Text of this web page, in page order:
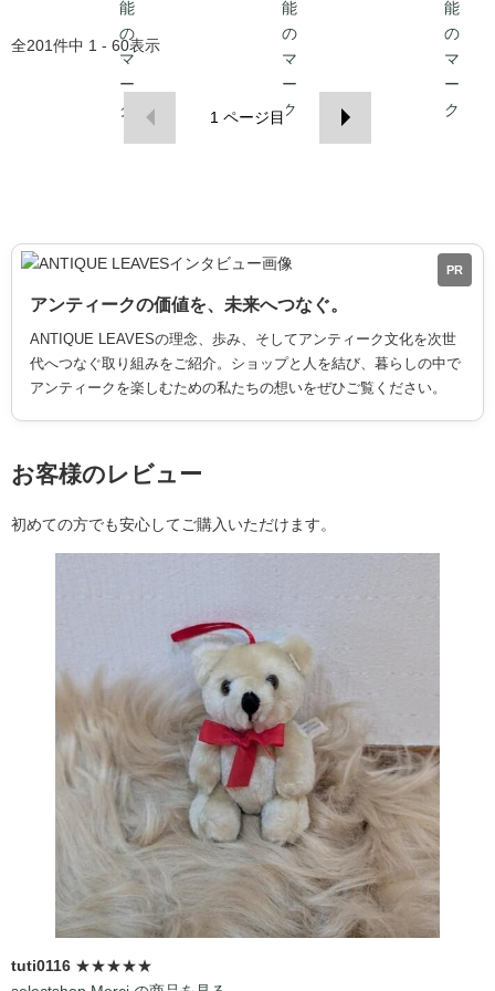
全201件中 1 - 60表示
1 ページ目
PR
アンティークの価値を、未来へつなぐ。
ANTIQUE LEAVESの理念、歩み、そしてアンティーク文化を次世
代へつなぐ取り組みをご紹介。ショップと人を結び、暮らしの中で
アンティークを楽しむための私たちの想いをぜひご覧ください。
お客様のレビュー
初めての方でも安心してご購入いただけます。
tuti0116 ★★★★★